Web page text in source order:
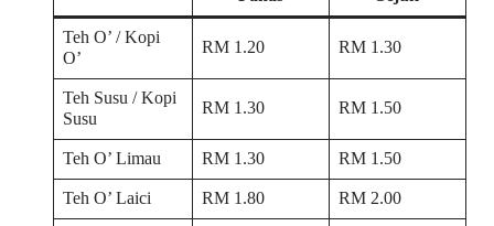
Teh O’ / Kopi
O’
RM 1.20 RM 1.30
Teh Susu / Kopi
Susu
RM 1.30 RM 1.50
Teh O’ Limau RM 1.30
RM 1.50
Teh O’ Laici
RM 1.80
RM 2.00